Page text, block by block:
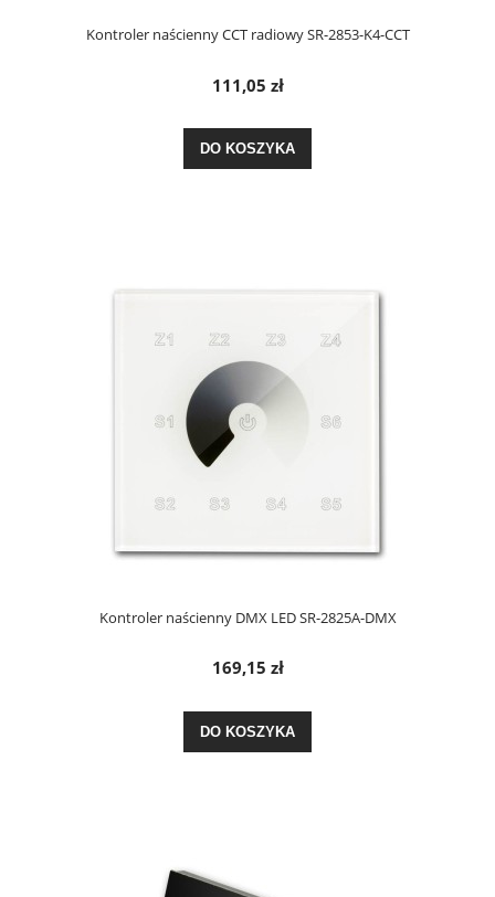
Kontroler naścienny CCT radiowy SR-2853-K4-CCT
111,05 zł
DO KOSZYKA
Kontroler naścienny DMX LED SR-2825A-DMX
169,15 zł
DO KOSZYKA